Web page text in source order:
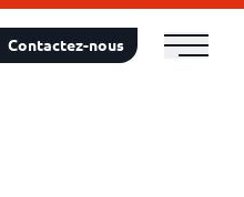
Contactez-nous